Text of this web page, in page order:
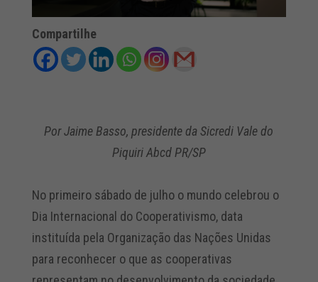
Compartilhe
Por Jaime Basso, presidente da Sicredi Vale do
Piquiri Abcd PR/SP
No primeiro sábado de julho o mundocelebrou o
Dia Internacional do Cooperativismo, data
instituída pela Organização das Nações Unidas
para reconhecer o que as cooperativas